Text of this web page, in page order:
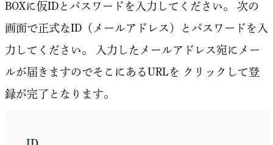
BOXに仮IDとパスワードを入力してください。
次の
画面で正式なID（メールアドレス）とパスワードを入
力してください。
入力したメールアドレス宛にメー
ルが届きますのでそこにあるURLを クリックして登
録が完了となります。